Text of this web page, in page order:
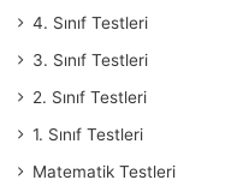
4. Sınıf Testleri
3. Sınıf Testleri
2. Sınıf Testleri
1. Sınıf Testleri
Matematik Testleri